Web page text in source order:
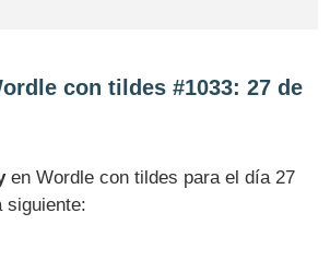
con tildes #1033: 27 de
en Wordle con tildes para el día 27
siguiente: